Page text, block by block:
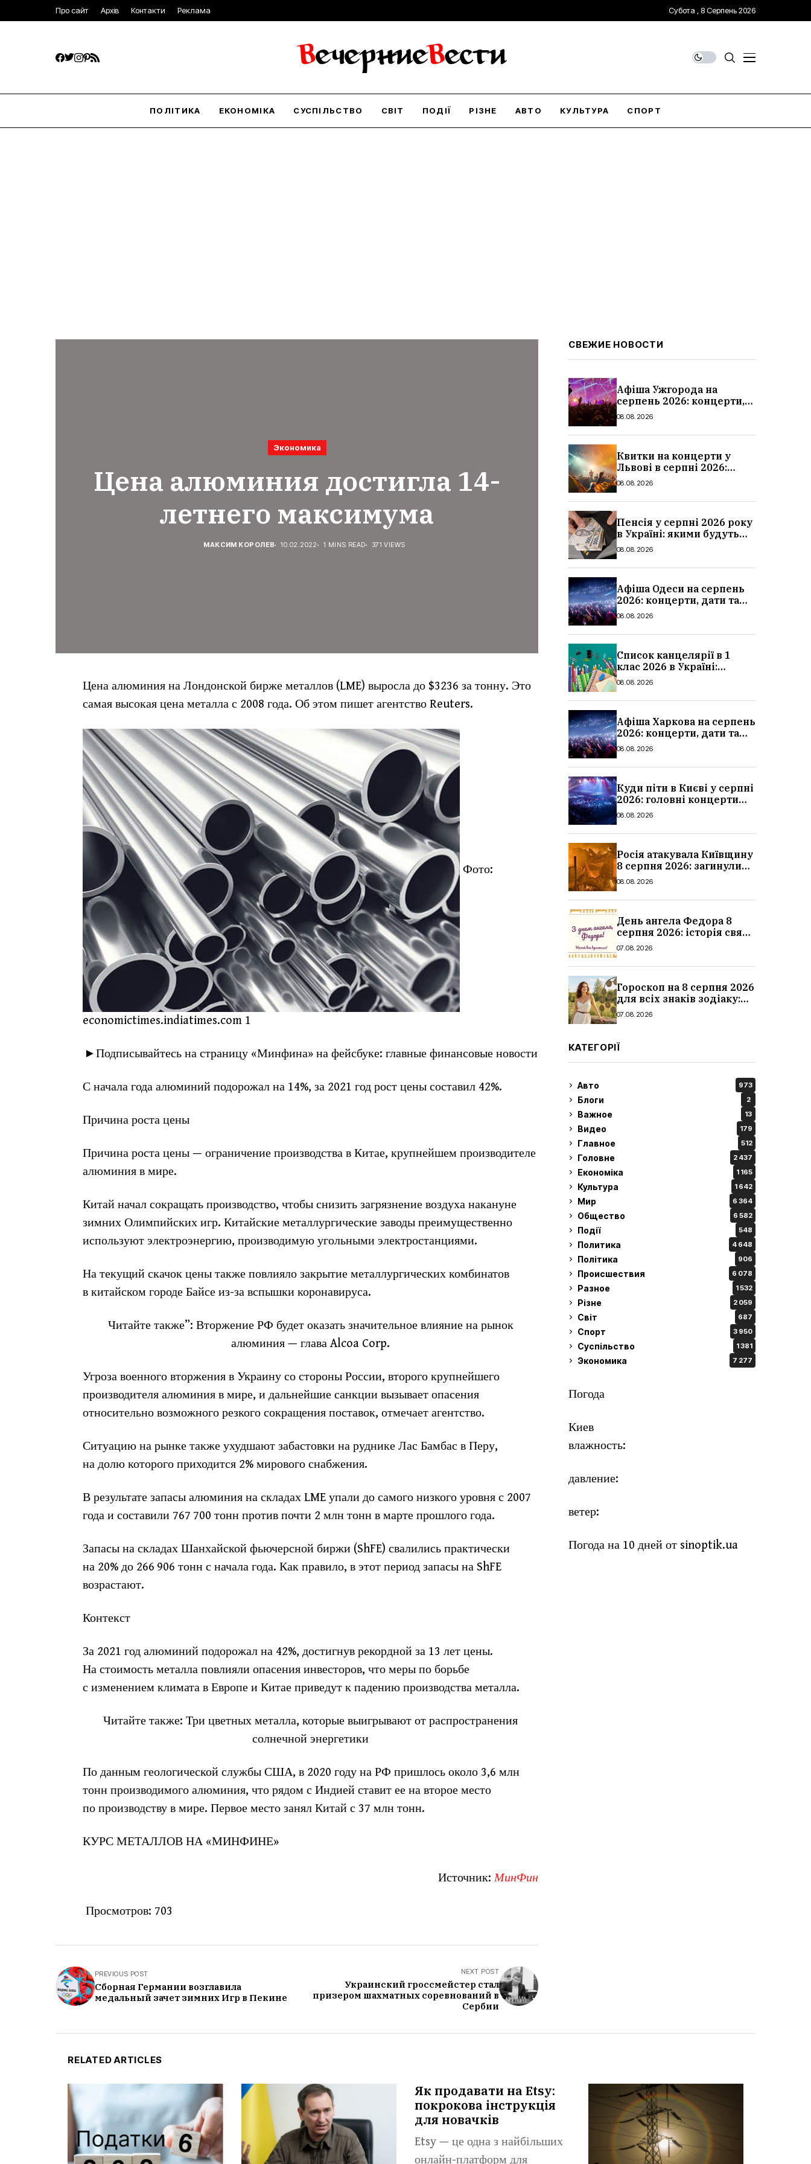
Про сайт Архів Контакти Реклама Субота , 8 Серпень 2026
ПОЛІТИКА ЕКОНОМІКА СУСПІЛЬСТВО СВІТ ПОДІЇ РІЗНЕ АВТО КУЛЬТУРА СПОРТ
Экономика
Цена алюминия достигла 14-
летнего максимума
МАКСИМ КОРОЛЕВ 10.02.2022 1 MINS READ 371 VIEWS
Цена алюминия на Лондонской бирже металлов (LME) выросла до $3236 за тонну. Это
самая высокая цена металла с 2008 года. Об этом пишет агентство Reuters.
Фото:
economictimes.indiatimes.com 1
►Подписывайтесь на страницу «Минфина» на фейсбуке: главные финансовые новости
С начала года алюминий подорожал на 14%, за 2021 год рост цены составил 42%.
Причина роста цены
Причина роста цены — ограничение производства в Китае, крупнейшем производителе
алюминия в мире.
Китай начал сокращать производство, чтобы снизить загрязнение воздуха накануне
зимних Олимпийских игр. Китайские металлургические заводы преимущественно
используют электроэнергию, производимую угольными электростанциями.
На текущий скачок цены также повлияло закрытие металлургических комбинатов
в китайском городе Байсе из-за вспышки коронавируса.
Читайте также”: Вторжение РФ будет оказать значительное влияние на рынок
алюминия — глава Alcoa Corp.
Угроза военного вторжения в Украину со стороны России, второго крупнейшего
производителя алюминия в мире, и дальнейшие санкции вызывает опасения
относительно возможного резкого сокращения поставок, отмечает агентство.
Ситуацию на рынке также ухудшают забастовки на руднике Лас Бамбас в Перу,
на долю которого приходится 2% мирового снабжения.
В результате запасы алюминия на складах LME упали до самого низкого уровня с 2007
года и составили 767 700 тонн против почти 2 млн тонн в марте прошлого года.
Запасы на складах Шанхайской фьючерсной биржи (ShFE) свалились практически
на 20% до 266 906 тонн с начала года. Как правило, в этот период запасы на ShFE
возрастают.
Контекст
За 2021 год алюминий подорожал на 42%, достигнув рекордной за 13 лет цены.
На стоимость металла повлияли опасения инвесторов, что меры по борьбе
с изменением климата в Европе и Китае приведут к падению производства металла.
Читайте также: Три цветных металла, которые выигрывают от распространения
солнечной энергетики
По данным геологической службы США, в 2020 году на РФ пришлось около 3,6 млн
тонн производимого алюминия, что рядом с Индией ставит ее на второе место
по производству в мире. Первое место занял Китай с 37 млн тонн.
КУРС МЕТАЛЛОВ НА «МИНФИНЕ»
Источник: МинФин
Просмотров: 703
PREVIOUS POST
Сборная Германии возглавила
медальный зачет зимних Игр в Пекине
NEXT POST
Украинский гроссмейстер стал
призером шахматных соревнований в
Сербии
СВЕЖИЕ НОВОСТИ
Афіша Ужгорода на
серпень 2026: концерти,
дати та ціни
08.08.2026
Квитки на концерти у
Львові в серпні 2026:
дати, ціни та локації
08.08.2026
Пенсія у серпні 2026 року
в Україні: якими будуть
мінімальні та
суми
08.08.2026
Афіша Одеси на серпень
2026: концерти, дати та
ціни квитків
08.08.2026
Список канцелярії в 1
клас 2026 в Україні:
повний чек-лист для
08.08.2026
Афіша Харкова на серпень
2026: концерти, дати та
ціни квитків
08.08.2026
Куди піти в Києві у серпні
2026: головні концерти
місяця, дати, артисти та
08.08.2026
Росія атакувала Київщину
8 серпня 2026: загинули
троє людей, серед них
08.08.2026
День ангела Федора 8
серпня 2026: історія свята,
значення імені,
прозі
07.08.2026
Гороскоп на 8 серпня 2026
для всіх знаків зодіаку:
кохання, гроші та справи
07.08.2026
КАТЕГОРІЇ
Авто 973
Блоги 2
Важное 13
Видео 179
Главное 512
Головне 2 437
Економіка 1 165
Культура 1 642
Мир 6 364
Общество 6 582
Події 548
Политика 4 648
Політика 906
Происшествия 6 078
Разное 1 532
Різне 2 059
Світ 687
Спорт 3 950
Суспільство 1 381
Экономика 7 277
Погода
Киев
влажность:
давление:
ветер:
Погода на 10 дней от sinoptik.ua
RELATED ARTICLES
Як продавати на Etsy:
покрокова інструкція
для новачків
Etsy — це одна з найбільших
онлайн-платформ для